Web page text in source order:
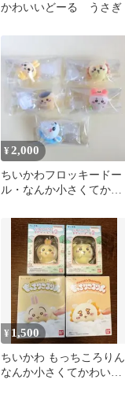
かわいいどーる うさぎ
¥2,000
ちいかわフロッキードー
ル・なんか小さくてかわ
¥ 1,500
ちいかわ もっちころりん
なんか小さくてかわいい